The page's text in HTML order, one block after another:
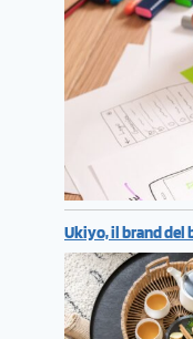
Ukiyo, il brand del